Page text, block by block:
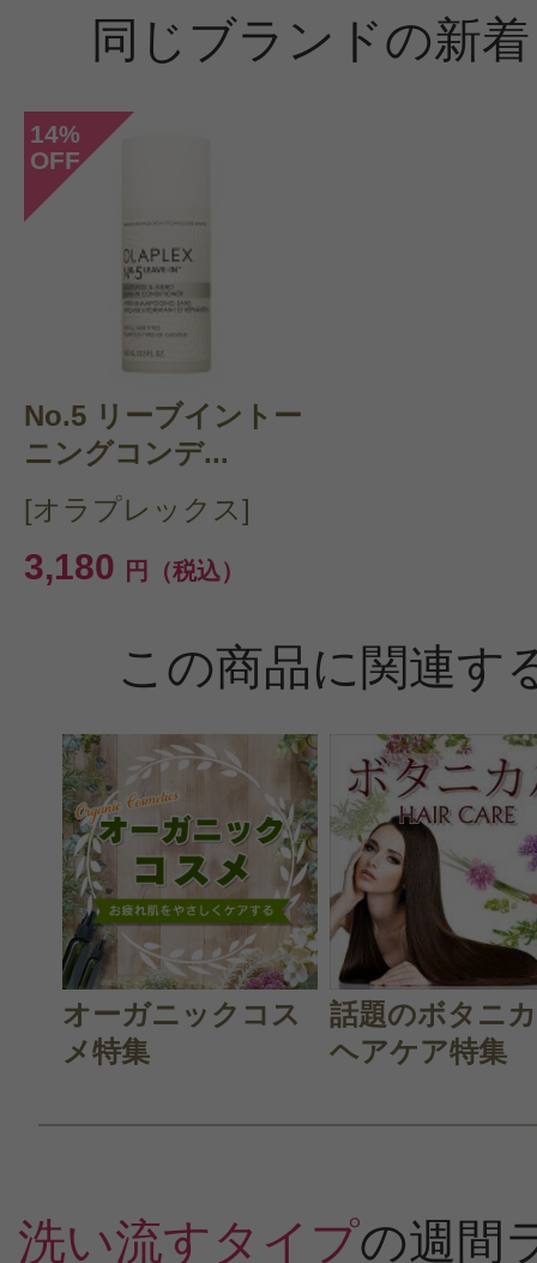
洗い上がりはサラサラなのにパサ
りません。香りも強すぎず良いです
ヘアカラー専門店で勧められて気に
ます。
ふみ 様
感じた効能：髪 しっとり/セットキ
購入品：No.5 ボンドメンテナンスコ
シャンプーとあわせて使い始めて
す。髪の艶感が変わったように感じ
分が良く、お世話になっている美容
付きもあり、今後も使い続けます。
すべての24件のクチコミを見
同じブランドの新
14%
OFF
No.5 リーブイントー
ニングコンデ...
[オラプレックス]
3,180 円（税込）
この商品に関連す
オーガニックコス
メ特集
話題のボタニ
ヘアケア特集
洗い流すタイプの週間